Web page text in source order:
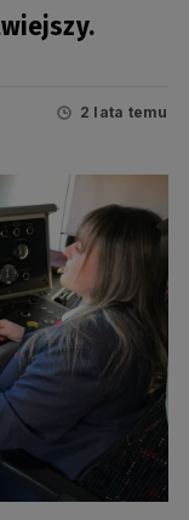
2 lata temu